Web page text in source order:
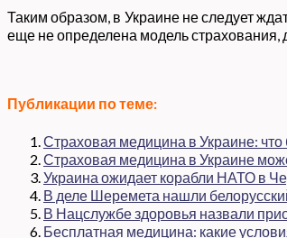
Таким образом, в Украине не следует
еще не определена модель страхования,
Публикации по теме:
Страховая медицина в Украине: что
Страховая медицина в Украине
Украина ожидает корабли НАТО в
В деле Шеремета нашли
В Нацслужбе здоровья назвали
Бесплатная медицина: какие